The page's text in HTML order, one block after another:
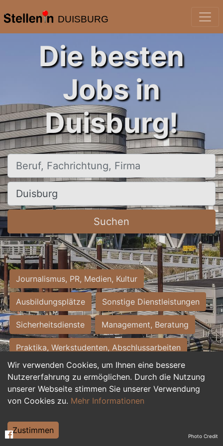
DUISBURG
Wir verwenden Cookies, um Ihnen eine bessere
Nutzererfahrung zu ermöglichen. Durch die Nutzung
unserer Webseite stimmen Sie unserer Verwendung
von Cookies zu. Mehr Informationen
Zustimmen
Die besten
Jobs in
Duisburg!
Beruf, Fachrichtung, Firma
Ort, Stadt
Suchen
Journalismus, PR, Medien, Kultur
Ausbildungsplätze Sonstige Dienstleistungen
Sicherheitsdienste Management, Beratung
Praktika, Werkstudenten, Abschlussarbeiten
Personalwesen Assistenz, Sekretariat
Hilfskräfte, Aushilfs- und Nebenjobs
Weiterbildung, Studium, duale Ausbildung Photo Credit